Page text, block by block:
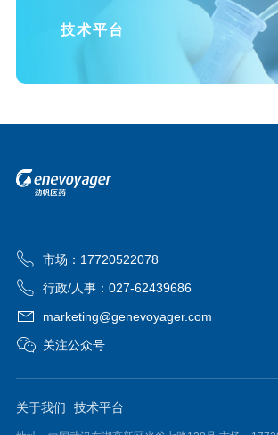
技术平台
市场：17720522078
行政/人事：027-62439686
marketing@genevoyager.com
关注公众号
关于我们 技术平台